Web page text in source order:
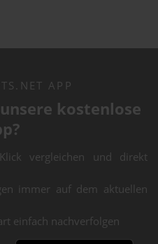
APP
kostenlose
vergleichen und direkt
immer auf dem aktuellen
einfach nachverfolgen